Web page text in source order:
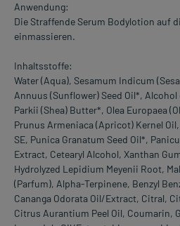
Anwendung:
Die Straffende Serum Bodylotion auf
einmassieren.
Inhaltsstoffe:
Water (Aqua), Sesamum Indicum
Annuus (Sunflower) Seed Oil*,
Parkii (Shea) Butter*, Olea Europaea
Prunus Armeniaca (Apricot) Kernel
SE, Punica Granatum Seed Oil*,
Extract, Cetearyl Alcohol, Xanthan
Hydrolyzed Lepidium Meyenii Root,
(Parfum), Alpha-Terpinene, Benzyl
Cananga Odorata Oil/Extract, Citral,
Citrus Aurantium Peel Oil, Coumarin,